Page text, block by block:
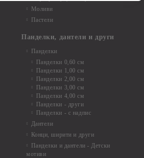
Моливи
Пастели
Панделки, дантели и други
Панделки
Панделки 0,60 см
Панделки 1,00 см
Панделки 2,00 см
Панделки 3,00 см
Панделки 4,00 см
Панделки - други
Панделки - с надпис
Дантели
Конци, ширити и други
Панделки и дантели - Детски
мотиви